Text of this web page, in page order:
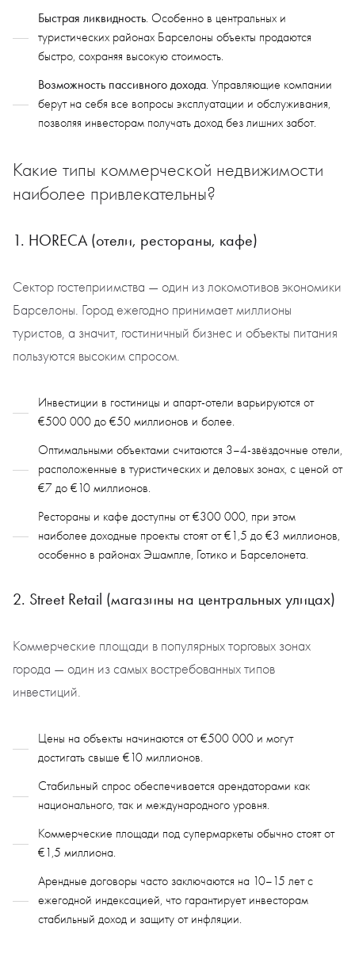
Быстрая ликвидность. Особенно в центральных и
туристических районах Барселоны объекты продаются
быстро, сохраняя высокую стоимость.
Возможность пассивного дохода. Управляющие компании
берут на себя все вопросы эксплуатации и обслуживания,
позволяя инвесторам получать доход без лишних забот.
Какие типы коммерческой недвижимости
наиболее привлекательны?
1. HORECA (отели, рестораны, кафе)
Сектор гостеприимства — один из локомотивов экономики
Барселоны. Город ежегодно принимает миллионы
туристов, а значит, гостиничный бизнес и объекты питания
пользуются высоким спросом.
Инвестиции в гостиницы и апарт-отели варьируются от
€500 000 до €50 миллионов и более.
Оптимальными объектами считаются 3–4-звёздочные отели,
расположенные в туристических и деловых зонах, с ценой от
€7 до €10 миллионов.
Рестораны и кафе доступны от €300 000, при этом
наиболее доходные проекты стоят от €1,5 до €3 миллионов,
особенно в районах Эшампле, Готико и Барселонета.
2. Street Retail (магазины на центральных улицах)
Коммерческие площади в популярных торговых зонах
города — один из самых востребованных типов
инвестиций.
Цены на объекты начинаются от €500 000 и могут
достигать свыше €10 миллионов.
Стабильный спрос обеспечивается арендаторами как
национального, так и международного уровня.
Коммерческие площади под супермаркеты обычно стоят от
€1,5 миллиона.
Арендные договоры часто заключаются на 10–15 лет с
ежегодной индексацией, что гарантирует инвесторам
стабильный доход и защиту от инфляции.